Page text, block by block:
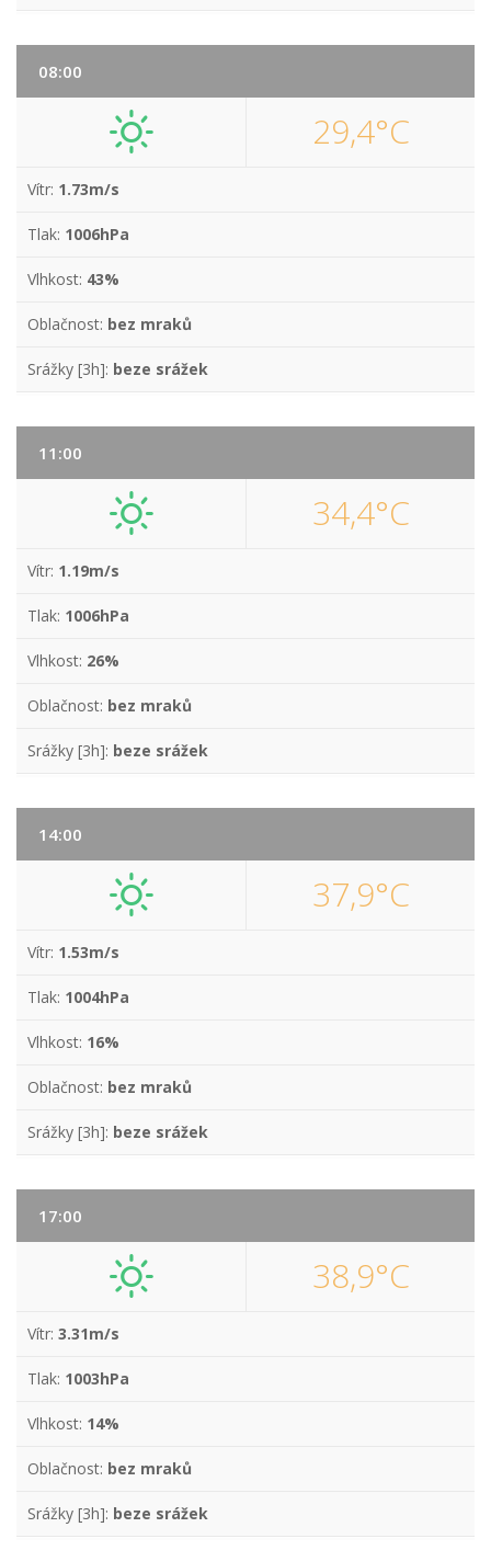
08:00
29,4°C
Vítr: 1.73m/s
Tlak: 1006hPa
Vlhkost: 43%
Oblačnost: bez mraků
Srážky [3h]: beze srážek
11:00
34,4°C
Vítr: 1.19m/s
Tlak: 1006hPa
Vlhkost: 26%
Oblačnost: bez mraků
Srážky [3h]: beze srážek
14:00
37,9°C
Vítr: 1.53m/s
Tlak: 1004hPa
Vlhkost: 16%
Oblačnost: bez mraků
Srážky [3h]: beze srážek
17:00
38,9°C
Vítr: 3.31m/s
Tlak: 1003hPa
Vlhkost: 14%
Oblačnost: bez mraků
Srážky [3h]: beze srážek